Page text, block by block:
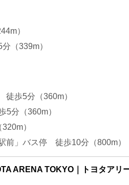
）
（339m）
歩5分（360m）
分（360m）
）
前」バス停 徒歩10分（800m）
ARENA TOKYO｜トヨタアリ